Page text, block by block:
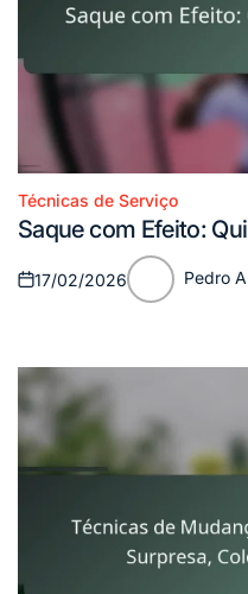
Posted
in
Técnicas de Serviço
Saque com Efeito:
Posted
17/02/2026
Posted
Pedro